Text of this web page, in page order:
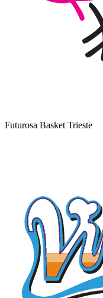
Futurosa Basket Trieste